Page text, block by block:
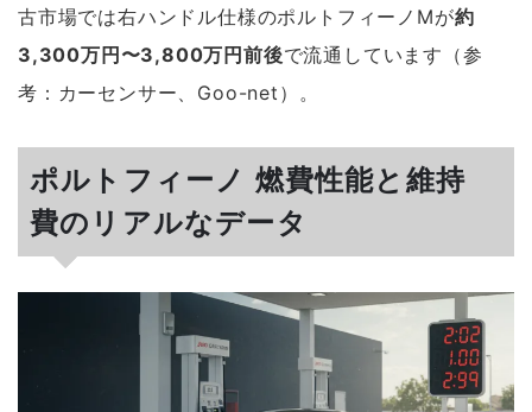
古市場では右ハンドル仕様のポルトフィーノMが約
3,300万円〜3,800万円前後で流通しています（参
考：カーセンサー、Goo-net）。
ポルトフィーノ 燃費性能と維持
費のリアルなデータ